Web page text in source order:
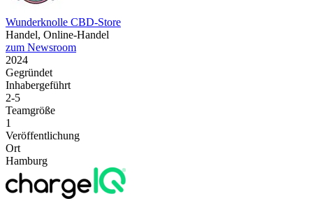
Wunderknolle CBD-Store
Handel, Online-Handel
zum Newsroom
2024
Gegründet
Inhabergeführt
2-5
Teamgröße
1
Veröffentlichung
Ort
Hamburg